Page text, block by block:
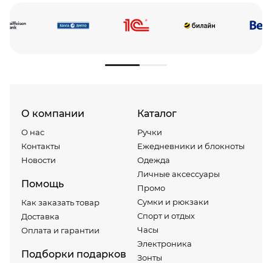
О компании
О нас
Контакты
Новости
Помощь
Как заказать товар
Доставка
Оплата и гарантии
Подборки подарков
Каталог
Ручки
Ежедневники и блокноты
Одежда
Личные аксессуары
Промо
Сумки и рюкзаки
Спорт и отдых
Часы
Электроника
Зонты